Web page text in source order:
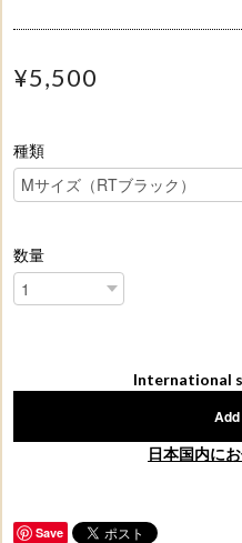
¥5,500
種類
数量
International
日本国内に
Save